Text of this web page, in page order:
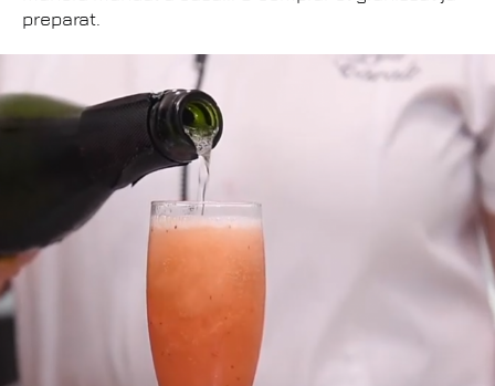
preparat.